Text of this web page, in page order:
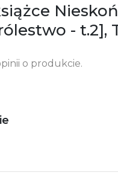
- t.2],
o produkcie.